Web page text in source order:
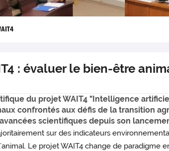
: évaluer le bien-être
du projet WAIT4 "Intelligence
confrontés aux défis de la transition
scientifiques depuis son
sur des indicateurs
Le projet WAIT4 change de paradigme